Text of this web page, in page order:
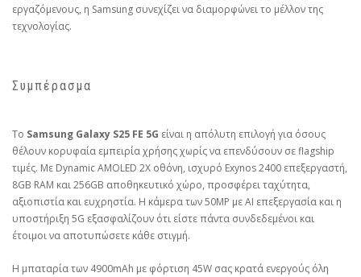
εργαζόμενους, η Samsung συνεχίζει να διαμορφώνει το μέλλον της
τεχνολογίας.
Συμπέρασμα
Το Samsung Galaxy S25 FE 5G είναι η απόλυτη επιλογή για όσους
θέλουν κορυφαία εμπειρία χρήσης χωρίς να επενδύσουν σε flagship
τιμές. Με Dynamic AMOLED 2X οθόνη, ισχυρό Exynos 2400 επεξεργαστή,
8GB RAM και 256GB αποθηκευτικό χώρο, προσφέρει ταχύτητα,
αξιοπιστία και ευχρηστία. Η κάμερα των 50MP με AI επεξεργασία και η
υποστήριξη 5G εξασφαλίζουν ότι είστε πάντα συνδεδεμένοι και
έτοιμοι να αποτυπώσετε κάθε στιγμή.
Η μπαταρία των 4900mAh με φόρτιση 45W σας κρατά ενεργούς όλη